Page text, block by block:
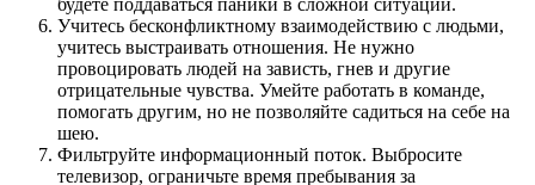
Учитесь бесконфликтному взаимодействию с людьми,
учитесь выстраивать отношения. Не нужно
провоцировать людей на зависть, гнев и другие
отрицательные чувства. Умейте работать в команде,
помогать другим, но не позволяйте садиться на себе на
шею.
Фильтруйте информационный поток. Выбросите
телевизор, ограничьте время пребывания за